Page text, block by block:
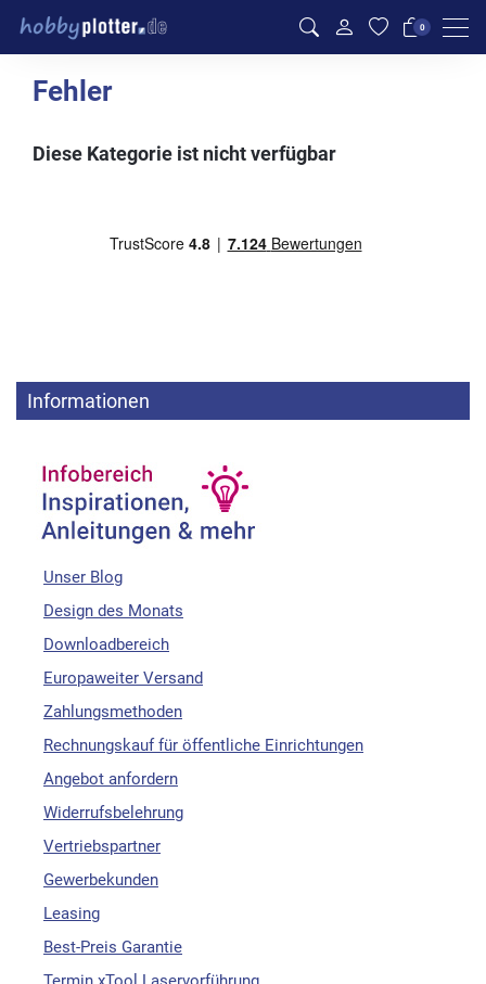
0
Fehler
Diese Kategorie ist nicht verfügbar
Informationen
Unser Blog
Design des Monats
Downloadbereich
Europaweiter Versand
Zahlungsmethoden
Rechnungskauf für öffentliche Einrichtungen
Angebot anfordern
Widerrufsbelehrung
Vertriebspartner
Gewerbekunden
Leasing
Best-Preis Garantie